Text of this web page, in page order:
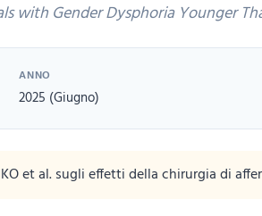
with Gender Dysphoria Younger
ANNO
2025 (Giugno)
et al. sugli effetti della chirurgia di